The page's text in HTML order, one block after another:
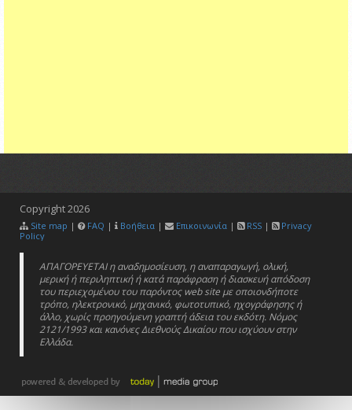
Copyright2026
Site map | FAQ | Βοήθεια | Επικοινωνία | RSS |
Privacy
Policy
ΑΠΑΓΟΡΕΥΕΤΑΙ η αναδημοσίευση, η αναπαραγωγή, ολική,
μερική ή περιληπτική ή κατά παράφραση ή διασκευή απόδοση
του περιεχομένου του παρόντος web site με οποιονδήποτε
τρόπο, ηλεκτρονικό, μηχανικό, φωτοτυπικό, ηχογράφησης ή
άλλο, χωρίς προηγούμενη γραπτή άδεια του εκδότη. Νόμος
2121/1993 και κανόνες Διεθνούς Δικαίου που ισχύουν στην
Ελλάδα.